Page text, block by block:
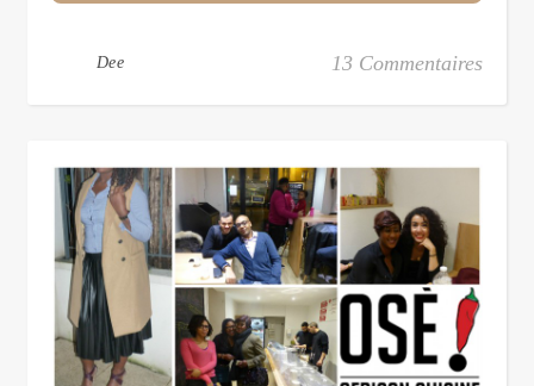
Dee 13 Commentaires